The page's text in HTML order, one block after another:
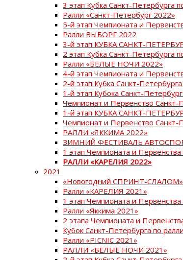
3 этап Кубка Санкт-Петербурга
Ралли «Санкт-Петербург 2022»
5-й этап Чемпионата и
Ралли ВЫБОРГ 2022
3-й этап КУБКА САНКТ-
2 этап Кубка Санкт-Петербурга
Ралли «БЕЛЫЕ НОЧИ 2022»
4-й этап Чемпионата и
2-й этап Кубка Санкт-
1-й этап Кубока Санкт-
Чемпионат и Первенство Санкт-
1-й этап КУБКА САНКТ-
Чемпионат и Первенство Санкт-
РАЛЛИ «ЯККИМА 2022»
ЗИМНИЙ ФЕСТИВАЛЬ
1 этап Чемпионата и
РАЛЛИ «КАРЕЛИЯ 2022»
2021
«Новогодний СПРИНТ-СЛАЛОМ»
Ралли «КАРЕЛИЯ 2021»
1 этап Чемпионата и
Ралли «Яккима 2021»
2 этапа Чемпионата и
Кубок Санкт-Петербурга по
Ралли «PICNIC 2021»
РАЛЛИ «БЕЛЫЕ НОЧИ 2021»